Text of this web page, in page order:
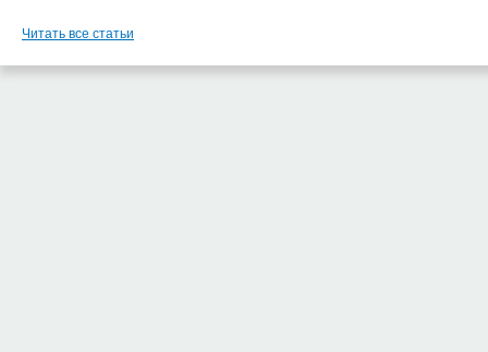
Читать все статьи